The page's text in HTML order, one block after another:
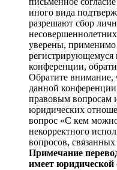
иного вида
разрешают сбор
уверены, применимо
регистрирующемуся
конференции,
Обратите внимание,
данной
правовым вопросам
юридических
вопрос «С кем можно
некорректного
вопросов,
Примечание
имеет